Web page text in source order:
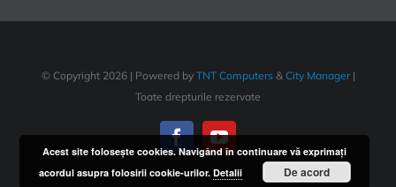
© Copyright 2026 | Powered by TNT Computers& City Manager|
Toate drepturile rezervate
Acest site foloseşte cookies. Navigând în continuare vă exprimaţi
acordul asupra folosirii cookie-urilor. Detalii De acord